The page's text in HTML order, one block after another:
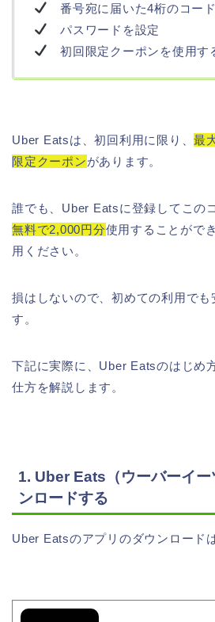
番号宛に届いた4桁のコー
パスワードを設定
初回限定クーポンを使用す
Uber Eatsは、初回利用に限り、最
限定クーポンがあります。
誰でも、Uber Eatsに登録してこの
無料で2,000円分使用することがで
用ください。
損はしないので、初めての利用でも
す。
下記に実際に、Uber Eatsのはじめ
仕方を解説します。
1. Uber Eats（ウーバーイー
ンロードする
Uber Eatsのアプリのダウンロード